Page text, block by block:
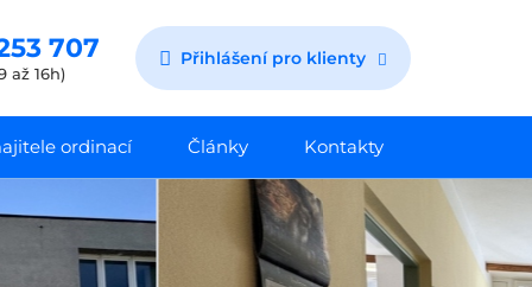
707
až 16h)
Přihlášení pro klienty
ordinací Články Kontakty